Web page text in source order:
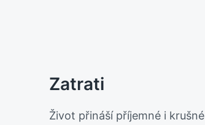
Zatrati
Život přináší příjemné i krušné